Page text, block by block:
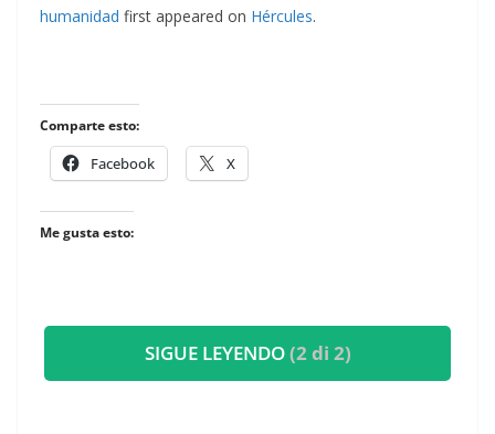
humanidad first appeared on Hércules.
Comparte esto:
Facebook X
Me gusta esto:
SIGUE LEYENDO(2 di 2)